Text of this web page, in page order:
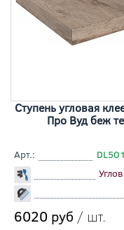
Ступень угловая
Про Вуд беж
Арт.:
6020 руб / шт.